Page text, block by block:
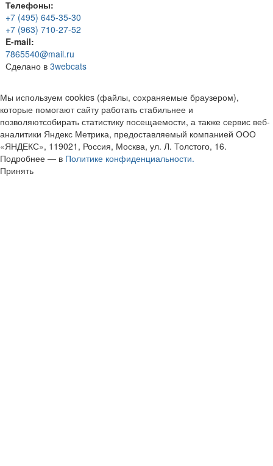
Телефоны:
+7 (495) 645-35-30
+7 (963) 710-27-52
E-mail:
7865540@mail.ru
Сделано в 3webcats
Мы используем cookies (файлы, сохраняемые браузером),
которые помогают сайту работать стабильнее и
позволяютсобирать статистику посещаемости, а также сервис веб-
аналитики Яндекс Метрика, предоставляемый компанией ООО
«ЯНДЕКС», 119021, Россия, Москва, ул. Л. Толстого, 16.
Подробнее — в Политике конфиденциальности.
Принять